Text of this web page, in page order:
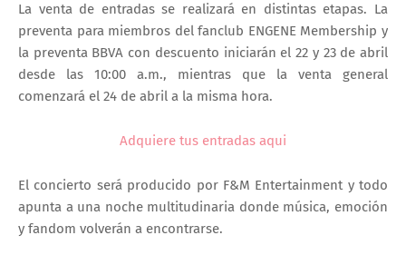
La venta de entradas se realizará en distintas etapas. La
preventa para miembros del fanclub ENGENE Membership y
la preventa BBVA con descuento iniciarán el 22 y 23 de abril
desde las 10:00 a.m., mientras que la venta general
comenzará el 24 de abril a la misma hora.
Adquiere tus entradas aqui
El concierto será producido por F&M Entertainment y todo
apunta a una noche multitudinaria donde música, emoción
y fandom volverán a encontrarse.